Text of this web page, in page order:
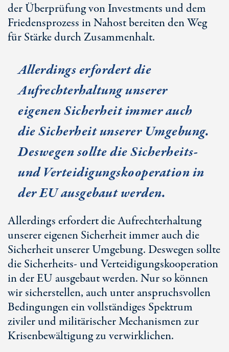
der Überprüfung von Investments und dem
Friedensprozess in Nahost bereiten den Weg
für Stärke durch Zusammenhalt.
Allerdings erfordert die
Aufrechterhaltung unserer
eigenen Sicherheit immer auch
die Sicherheit unserer Umgebung.
Deswegen sollte die Sicherheits-
und Verteidigungskooperation in
der EU ausgebaut werden.
Allerdings erfordert die Aufrechterhaltung
unserer eigenen Sicherheit immer auch die
Sicherheit unserer Umgebung. Deswegen sollte
die Sicherheits- und Verteidigungskooperation
in der EU ausgebaut werden. Nur so können
wir sicherstellen, auch unter anspruchsvollen
Bedingungen ein vollständiges Spektrum
ziviler und militärischer Mechanismen zur
Krisenbewältigung zu verwirklichen.